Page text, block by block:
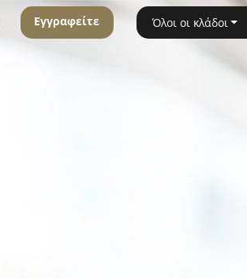
Εγγραφείτε Όλοι οι κλάδοι